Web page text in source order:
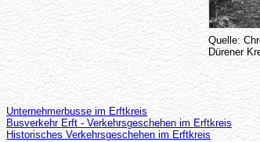
Quelle:
Dürener
Unternehmerbusse im Erftkreis
Busverkehr Erft - Verkehrsgeschehen im Erftkreis
Historisches Verkehrsgeschehen im Erftkreis